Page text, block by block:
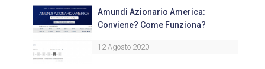
Amundi Azionario America:
Conviene? Come Funziona?
12 Agosto 2020